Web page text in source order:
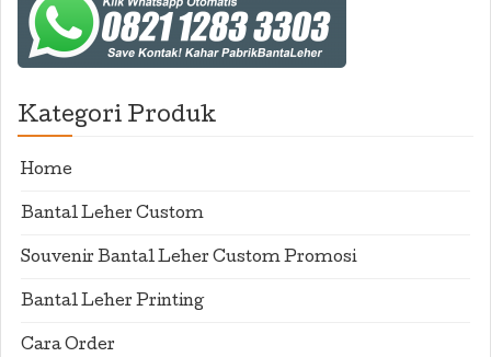
Kategori Produk
Home
Bantal Leher Custom
Souvenir Bantal Leher Custom Promosi
Bantal Leher Printing
Cara Order